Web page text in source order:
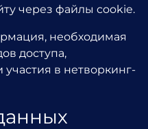
через файлы cookie.
необходимая
доступа,
в нетворкинг-